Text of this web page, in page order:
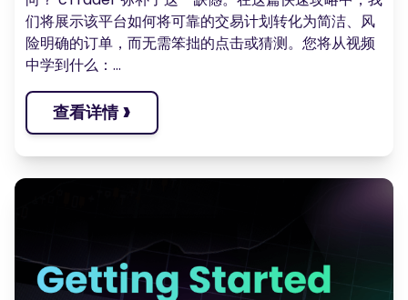
们将展示该平台如何将可靠的交易计划转化为简洁、风
险明确的订单，而无需笨拙的点击或猜测。您将从视频
中学到什么：...
查看详情 ›